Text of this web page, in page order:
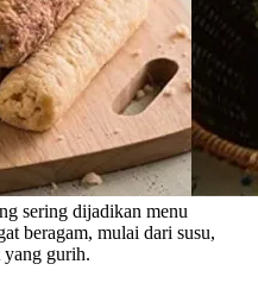
sering dijadikan menu
beragam, mulai dari susu,
gurih.